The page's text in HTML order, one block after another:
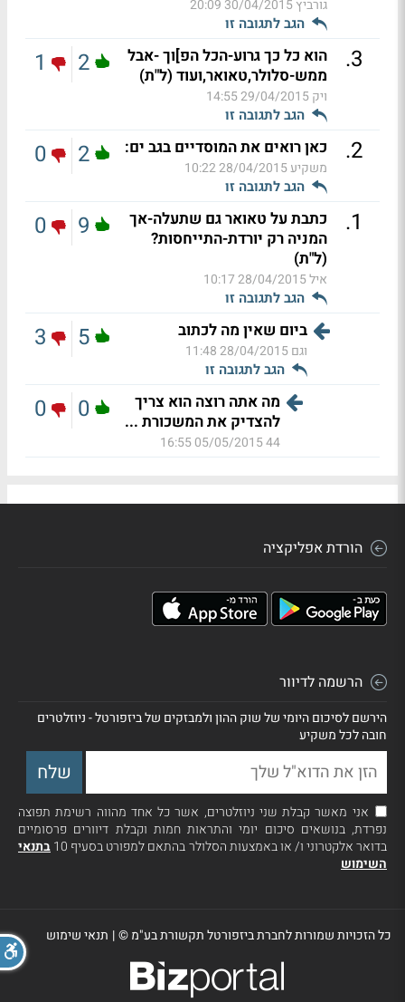
גורביץ30/04/2015 20:09
הגב לתגובה זו
3
.
הוא כל כך גרוע-הכל הפ]וך -אבל
ממש-סלולר,טאואר,ועוד (ל"ת)
ויק29/04/2015 14:55
הגב לתגובה זו
2
1
2
. כאן רואים את המוסדיים בגב ים:
משקיע28/04/2015 10:22
הגב לתגובה זו
2
0
1
.
כתבת על טאואר גם שתעלה-אך
המניה רק יורדת-התייחסות?
(ל"ת)
איל28/04/2015 10:17
הגב לתגובה זו
9
0
ביום שאין מה לכתוב
וגם28/04/2015 11:48
הגב לתגובה זו
5
3
מה אתה רוצה הוא צריך
להצדיק את המשכורת ...
44
05/05/2015 16:55
0
0
הורדת אפליקציה
הרשמה לדיוור
הירשם לסיכום היומי של שוק ההון ולמבזקים של ביזפורטל - ניוזלטרים
חובה לכל משקיע
אני מאשר קבלת שני ניוזלטרים, אשר כל אחד מהווה רשימת תפוצה
נפרדת, בנושאים סיכום יומי והתראות חמות וקבלת דיוורים פרסומיים
בדואר אלקטרוני ו/ או באמצעות הסלולר בהתאם למפורט בסעיף 10
בתנאי
השימוש
כל הזכויות שמורות לחברת ביזפורטל תקשורת בע"מ ©| תנאי שימוש